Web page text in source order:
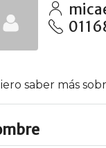
saber más